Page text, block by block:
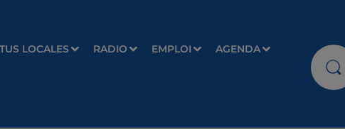
LOCALES RADIO EMPLOI AGENDA